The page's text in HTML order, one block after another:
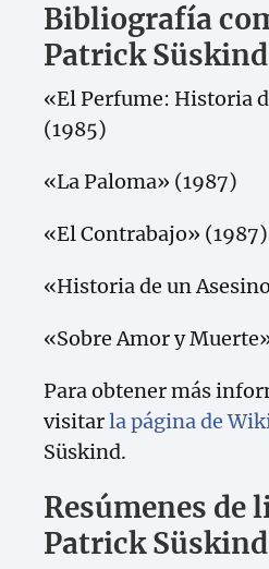
Bibliografía
Patrick Süskind
«El Perfume: Historia
(1985)
«La Paloma» (1987)
«El Contrabajo» (1987)
«Historia de un
«Sobre Amor y
Para obtener más
visitarla página de
Süskind.
Resúmenes de
Patrick